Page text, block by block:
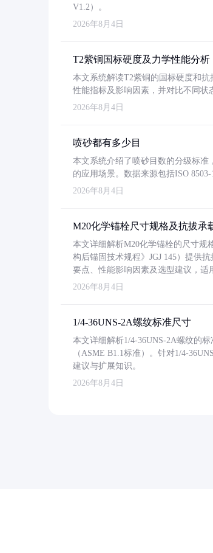
V1.2）。
2026年8月4日
T2紫铜国标硬度及力学性能分析
本文系统解读T2紫铜的国标硬度和抗
性能指标及影响因素，并对比不同状
2026年8月4日
喷砂都有多少目
本文系统介绍了喷砂目数的分级标准
的应用场景。数据来源包括ISO
2026年8月4日
M20化学锚栓尺寸规格及抗拔承
本文详细解析M20化学锚栓的尺寸规
构后锚固技术规程》JGJ 145）提供
要点、性能影响因素及选型建议，适
2026年8月4日
1/4-36UNS-2A螺纹标准尺寸
本文详细解析1/4-36UNS-2A螺纹的
（ASME B1.1标准）。针对1/4-
建议与扩展知识。
2026年8月4日